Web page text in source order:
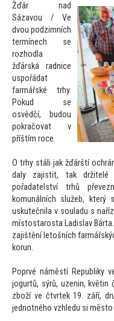
Žďár nad
Sázavou / Ve
dvou podzimních
termínech se
rozhodla
žďárská radnice
uspořádat
farmářské trhy.
Pokud se
osvědčí, budou
pokračovat v
příštím roce.
O trhy stáli jak žďárští
daly zajistit, tak držitelé
pořadatelství trhů
komunálních služeb, který
uskutečnila v souladu s
místostarosta Ladislav
zajištění letošních
korun.
Poprvé náměstí Republiky
jogurtů, sýrů, uzenin, květin
zboží ve čtvrtek 19. září,
jednotného vzhledu si město